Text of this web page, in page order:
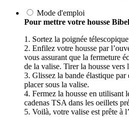
Mode d'emploi
Pour mettre votre housse
1. Sortez la poignée
2. Enfilez votre housse par
vous assurant que la fermeture
de la valise. Tirer la housse vers
3. Glissez la bande élastique par
placer sous la valise.
4. Fermez la housse en utilisant
cadenas TSA dans les oeillets
5. Voilà, votre valise est prête à